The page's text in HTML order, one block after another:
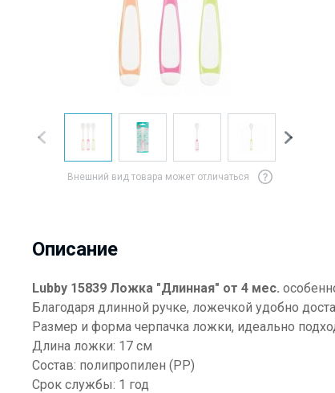
Внешний вид товара может отличаться
Описание
Lubby 15839 Ложка "Длинная" от 4 мес.
Благодаря длинной ручке, ложечкой удобно
Размер и форма черпачка ложки, идеально
Длина ложки: 17 см
Состав: полипропилен (PP)
Срок службы: 1 год